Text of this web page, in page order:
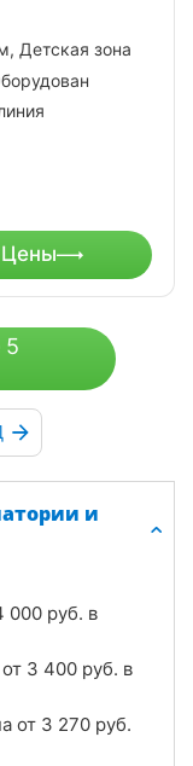
и
000 руб. в
3 400 руб. в
от 3 270 руб.
Детская зона
Цены
5